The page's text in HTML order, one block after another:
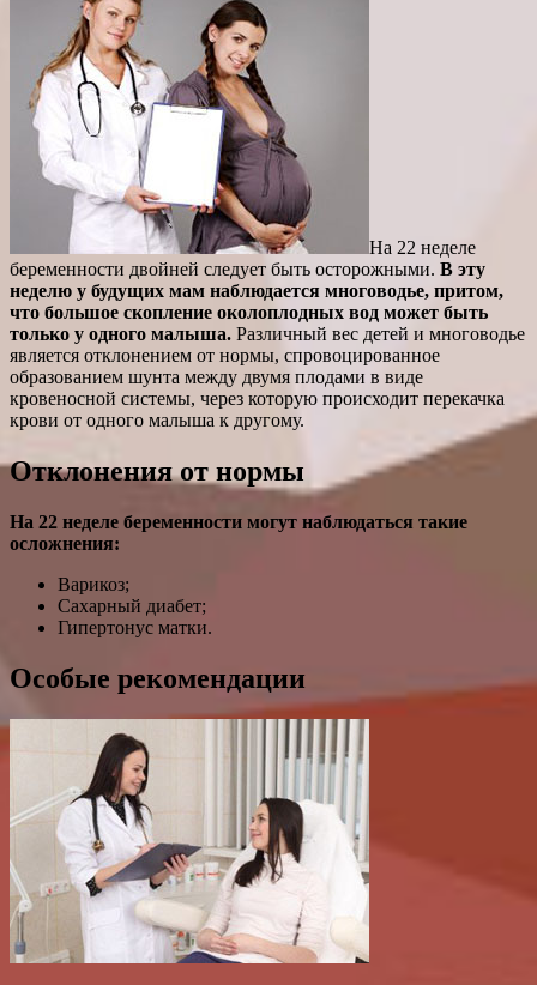
На 22 неделе
беременности двойней следует быть осторожными. В эту
неделю у будущих мам наблюдается многоводье, притом,
что большое скопление околоплодных вод может быть
только у одного малыша. Различный вес детей и многоводье
является отклонением от нормы, спровоцированное
образованием шунта между двумя плодами в виде
кровеносной системы, через которую происходит перекачка
крови от одного малыша к другому.
Отклонения от нормы
На 22 неделе беременности могут наблюдаться такие
осложнения:
Варикоз;
Сахарный диабет;
Гипертонус матки.
Особые рекомендации